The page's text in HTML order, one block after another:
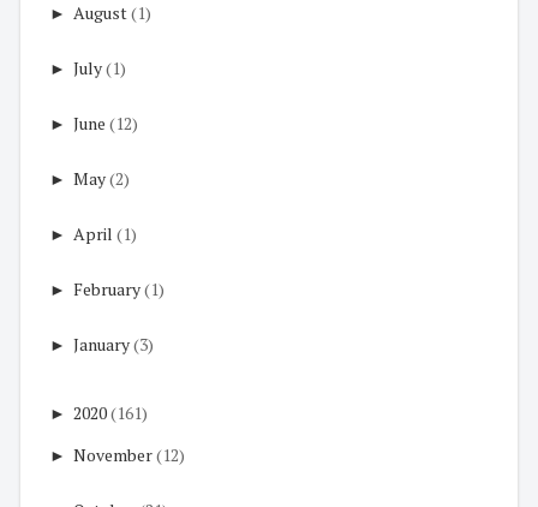
► August(1)
► July(1)
► June (12)
► May(2)
► April (1)
► February(1)
► January(3)
► 2020(161)
► November(12)